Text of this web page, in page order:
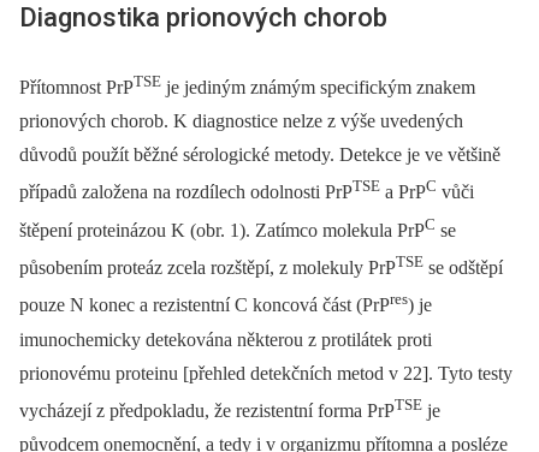
Diagnostika prionových chorob
Přítomnost PrPTSE je jediným známým specifickým znakem
prionových chorob. K dia­gnostice nelze z výše uvedených
důvodů použít běžné sérologické metody. Detekce je ve většině
případů založena na rozdílech odolnosti PrPTSE a PrPC vůči
štěpení proteinázou K (obr. 1). Zatímco molekula PrPC se
působením proteáz zcela rozštěpí, z molekuly PrPTSE se odštěpí
pouze N konec a rezistentní C koncová část (PrPres) je
imunochemicky detekována některou z protilátek proti
prionovému proteinu [přehled detekčních metod v 22]. Tyto testy
vycházejí z předpokladu, že rezistentní forma PrPTSE je
původcem onemocnění, a tedy i v organizmu přítomna a posléze